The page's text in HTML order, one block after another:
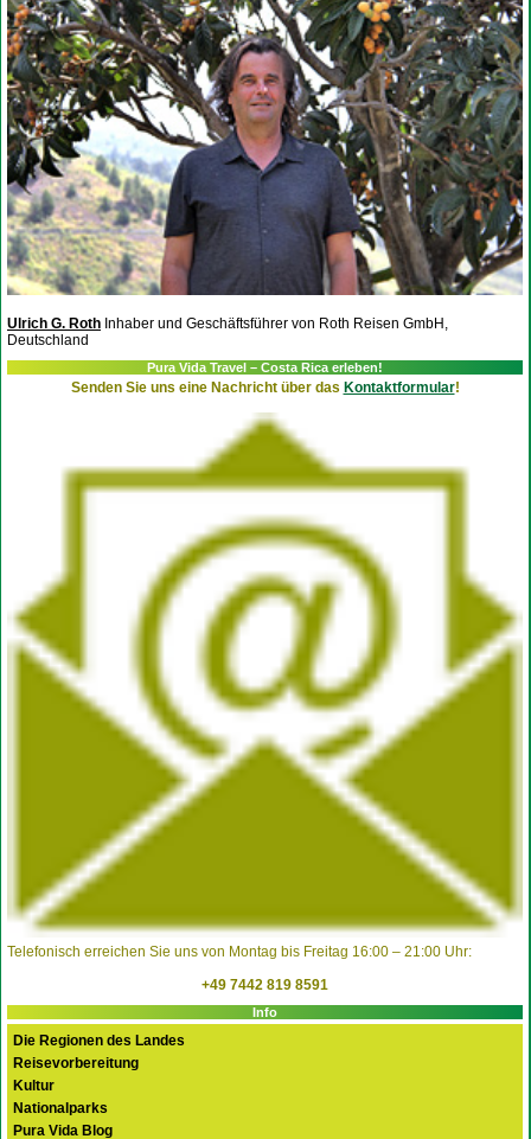
Ulrich G. Roth Inhaber und Geschäftsführer von Roth Reisen GmbH,
Deutschland
Pura Vida Travel – Costa Rica erleben!
Senden Sie uns eine Nachricht über das Kontaktformular!
Telefonisch erreichen Sie uns von Montag bis Freitag 16:00 – 21:00 Uhr:
+49 7442 819 8591
Info
Die Regionen des Landes
Reisevorbereitung
Kultur
Nationalparks
Pura Vida Blog